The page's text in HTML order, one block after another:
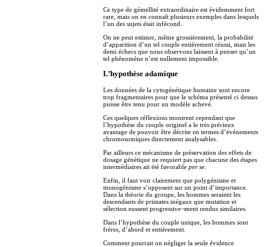
Ce type de gémellité extraordinaire est évidemment fort
rare, mais on en connaît plusieurs exemples dans lesquels
l’un des sujets était infécond.
On ne peut estimer, même grossièrement, la probabilité
d’apparition d’un tel couple entièrement réussi, mais les
demi échecs que nous observons laissent à penser qu’un
tel phénomène n’est nullement impossible.
L’hypothèse adamique
Les données de la cytogénétique humaine sont encore
trop fragmentaires pour que le schéma présenté ci dessus
puisse être tenu pour un modèle achevé.
Ces quelques réflexions montrent cependant que
l’hypothèse du couple originel a le très précieux
avantage de pouvoir être décrite en termes d’événements
chromosomiques directement analysables.
Par ailleurs ce mécanisme de préservation des effets de
dosage génétique ne requiert pas que chacune des étapes
intermédiaires ait été favorable per se
Enfin, il faut voir clairement que polygénisme et
monogénisme s’opposent sur un point d’importance.
Dans la théorie du groupe, les hommes seraient les
descendants de primates inégaux que mutation et
sélection eussent progressive¬ment rendus similaires.
Dans l’hypothèse du couple unique, les hommes sont
frères, d’abord et entièrement.
Comment pourrait on négliger la seule évidence